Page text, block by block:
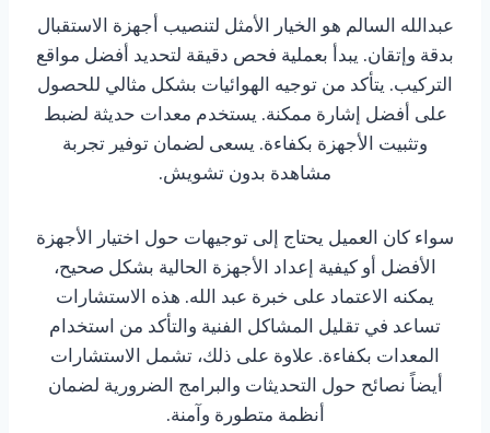
عبدالله السالم هو الخيار الأمثل لتنصيب أجهزة الاستقبال
بدقة وإتقان. يبدأ بعملية فحص دقيقة لتحديد أفضل مواقع
التركيب. يتأكد من توجيه الهوائيات بشكل مثالي للحصول
على أفضل إشارة ممكنة. يستخدم معدات حديثة لضبط
وتثبيت الأجهزة بكفاءة. يسعى لضمان توفير تجربة
مشاهدة بدون تشويش.
سواء كان العميل يحتاج إلى توجيهات حول اختيار الأجهزة
الأفضل أو كيفية إعداد الأجهزة الحالية بشكل صحيح،
يمكنه الاعتماد على خبرة عبد الله. هذه الاستشارات
تساعد في تقليل المشاكل الفنية والتأكد من استخدام
المعدات بكفاءة. علاوة على ذلك، تشمل الاستشارات
أيضاً نصائح حول التحديثات والبرامج الضرورية لضمان
أنظمة متطورة وآمنة.